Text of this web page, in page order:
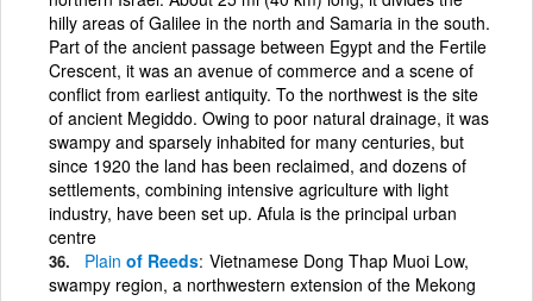
hilly areas of Galilee in the north and Samaria in the south.
Part of the ancient passage between Egypt and the Fertile
Crescent, it was an avenue of commerce and a scene of
conflict from earliest antiquity. To the northwest is the site
of ancient Megiddo. Owing to poor natural drainage, it was
swampy and sparsely inhabited for many centuries, but
since 1920 the land has been reclaimed, and dozens of
settlements, combining intensive agriculture with light
industry, have been set up. Afula is the principal urban
centre
Plain of Reeds Vietnamese Dong Thap Muoi Low,
swampy region, a northwestern extension of the Mekong